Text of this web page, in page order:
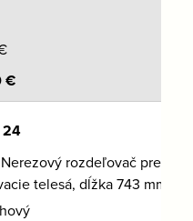
€
24
Nerezový rozdeľovač pre
telesá, dĺžka 743 mm